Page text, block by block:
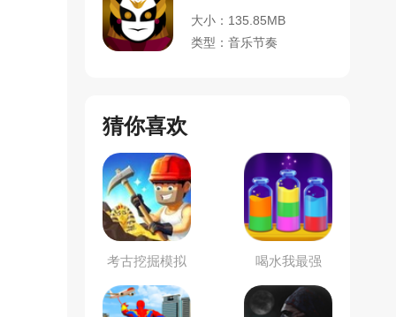
大小：135.85MB
类型：音乐节奏
猜你喜欢
考古挖掘模拟 喝水我最强